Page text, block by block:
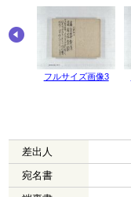
フルサイズ画像3
差出人
宛名書